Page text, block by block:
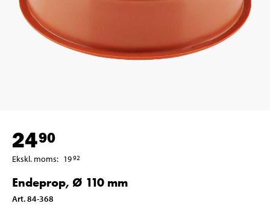
2490
Ekskl. moms: 1992
Endeprop, Ø 110 mm
Art.84-368